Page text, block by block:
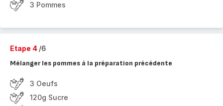
3 Pommes
Etape 4 /6
Mélanger les pommes à la préparation précédente
3 Oeufs
120g Sucre